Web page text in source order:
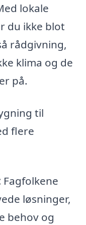
lokale
du ikke blot
rådgivning,
klima og de
på.
til
flere
Fagfolkene
løsninger,
behov og